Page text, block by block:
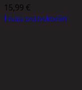
15,99 €
Lisää ostoskoriin